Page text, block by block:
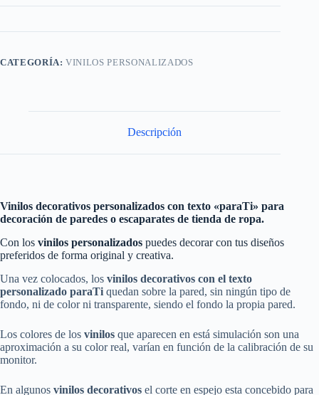
CATEGORÍA:VINILOS PERSONALIZADOS
Descripción
Vinilos decorativos personalizados con texto «paraTi» para
decoración de paredes o escaparates de tienda de ropa.
Con los vinilos personalizados puedes decorar con tus diseños
preferidos de forma original y creativa.
Una vez colocados, los vinilos decorativos con el texto
personalizado paraTi quedan sobre la pared, sin ningún tipo de
fondo, ni de color ni transparente, siendo el fondo la propia pared.
Los colores de los vinilos que aparecen en está simulación son una
aproximación a su color real, varían en función de la calibración de su
monitor.
En algunos vinilos decorativos el corte en espejo esta concebido para